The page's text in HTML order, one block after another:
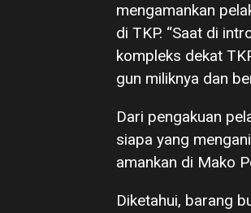
mengamankan
di TKP. “Saat di
kompleks dekat
gun miliknya dan
Dari pengakuan
siapa yang
amankan di Mako
Diketahui, barang